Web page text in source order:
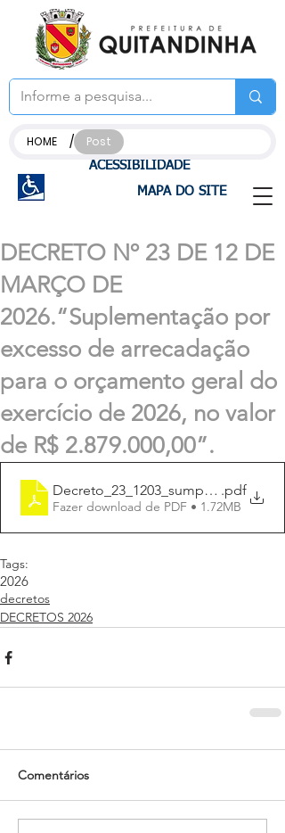
ACESSIBILIDADE
MAPA DO SITE
HOME / Post
DECRETO Nº 23 DE 12 DE
MARÇO DE
2026.“Suplementação por
excesso de arrecadação
para o orçamento geral do
exercício de 2026, no valor
de R$ 2.879.000,00”.
.pdf
Fazer download de PDF • 1.72MB
Tags:
2026
decretos
DECRETOS 2026
Comentários